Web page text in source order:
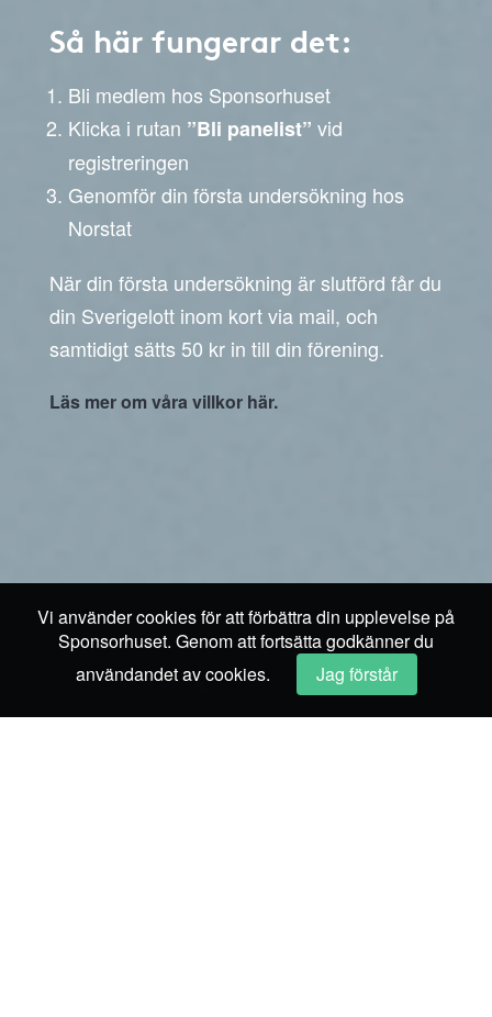
Så här fungerar det:
Bli medlem hos Sponsorhuset
Klicka i rutan ”Bli panelist” vid
registreringen
Genomför din första undersökning hos
Norstat
När din första undersökning är slutförd får du
din Sverigelott inom kort via mail, och
samtidigt sätts 50 kr in till din förening.
Läs mer om våra villkor här.
Vi använder cookies för att förbättra din upplevelse på
Sponsorhuset. Genom att fortsätta godkänner du
användandet av cookies.
Jag förstår